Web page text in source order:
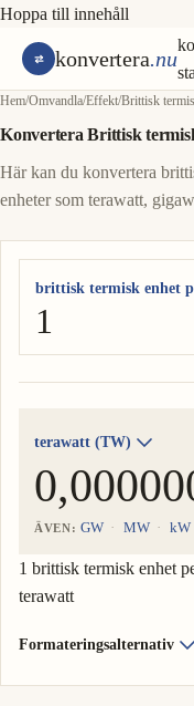
Hoppa till innehåll
konvertera.nu
Hem/Omvandla/Effekt/Brittisk
Konvertera Brittisk
Här kan du konvertera
enheter som terawatt,
brittisk termisk enhet
terawatt (TW)
ÄVEN: GW MW kW
1 brittisk termisk enhet
terawatt
Formateringsalternativ